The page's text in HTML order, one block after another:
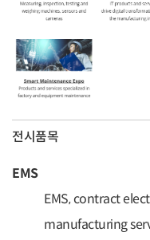
전시품목
EMS
EMS, contract
manufacturing